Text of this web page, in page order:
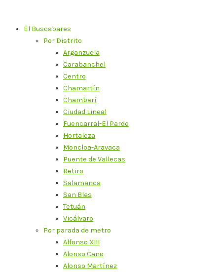
contenidoEl Buscabares
Por Distrito
Arganzuela
Carabanchel
Centro
Chamartín
Chamberí
Ciudad Lineal
Fuencarral-El Pardo
Hortaleza
Moncloa-Aravaca
Puente de Vallecas
Retiro
Salamanca
San Blas
Tetuán
Vicálvaro
Por parada de metro
Alfonso XIII
Alonso Cano
Alonso Martínez